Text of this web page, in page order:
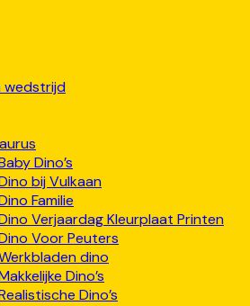
wedstrijd
Dino’s
bij Vulkaan
Familie
Verjaardag Kleurplaat Printen
Voor Peuters
dino
Dino’s
Dino’s